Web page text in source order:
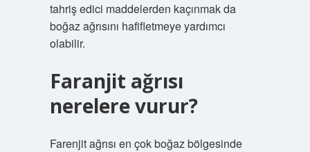
tahriş edici maddelerden kaçınmak da
boğaz ağrısını hafifletmeye yardımcı
olabilir.
Faranjit ağrısı
nerelere vurur?
Farenjit ağrısı en çok boğaz bölgesinde